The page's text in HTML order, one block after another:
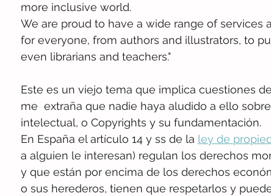
more inclusive world.
We are proud to have a wide range of services
for everyone, from authors and illustrators, to
even librarians and teachers."
Este es un viejo tema que implica cuestiones
me  extraña que nadie haya aludido a ello
intelectual, o Copyrights y su fundamentación.
En España el artículo 14 y ss de la ley de
a alguien le interesan) regulan los derechos
y que están por encima de los derechos
o sus herederos, tienen que respetarlos y